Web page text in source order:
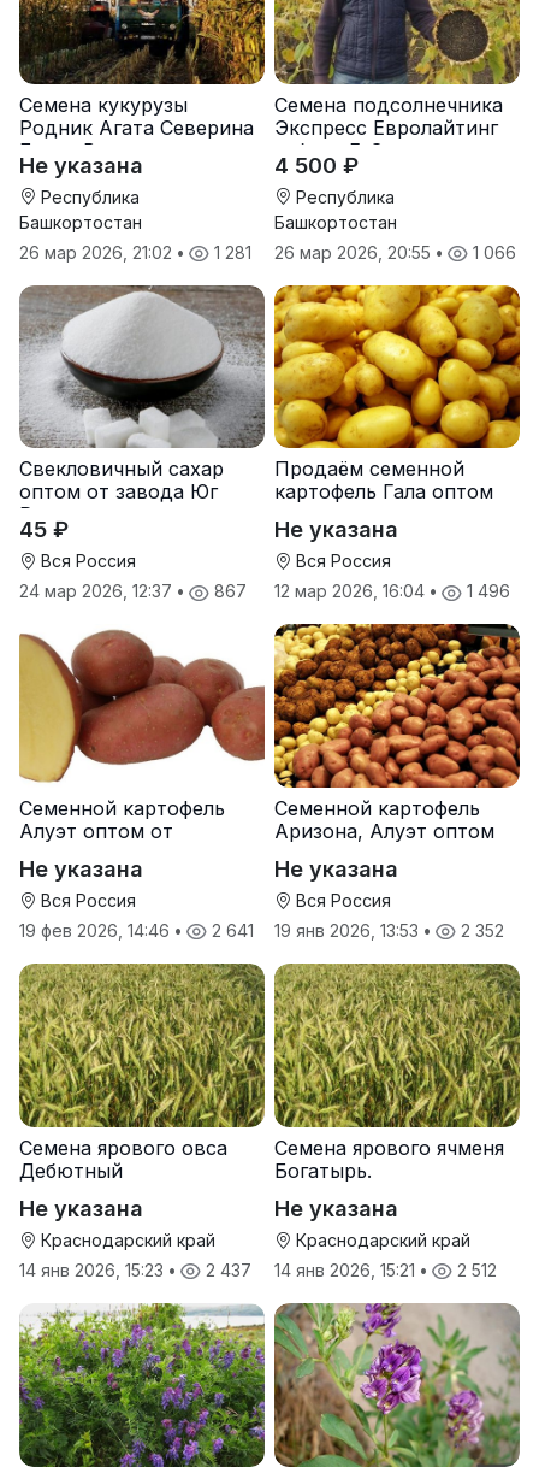
Семена кукурузы
Родник Агата Северина
Берта Вилора
Прохладненский Дарина
Росс Машук Катерина
Не указана
Республика
Башкортостан
26 мар 2026, 21:02 • 1 281
Семена подсолнечника
Экспресс Евролайтинг
гибрид F-G+
4 500 ₽
Республика
Башкортостан
26 мар 2026, 20:55 • 1 066
Свекловичный сахар
оптом от завода Юг
Руси
45 ₽
Вся Россия
24 мар 2026, 12:37 • 867
Продаём семенной
картофель Гала оптом
Не указана
Вся Россия
12 мар 2026, 16:04 • 1 496
Семенной картофель
Алуэт оптом от
Не указана
Вся Россия
19 фев 2026, 14:46 • 2 641
Семенной картофель
Аризона, Алуэт оптом
Не указана
Вся Россия
19 янв 2026, 13:53 • 2 352
Семена ярового овса
Дебютный
Не указана
Краснодарский край
14 янв 2026, 15:23 • 2 437
Семена ярового ячменя
Богатырь.
Не указана
Краснодарский край
14 янв 2026, 15:21 • 2 512